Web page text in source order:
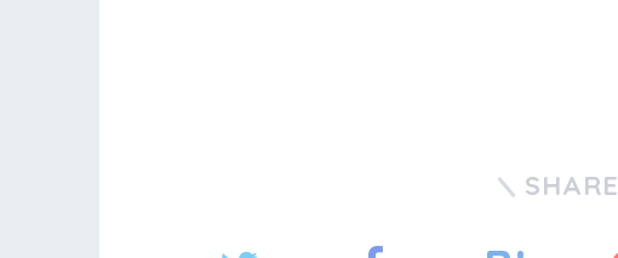
SHARE